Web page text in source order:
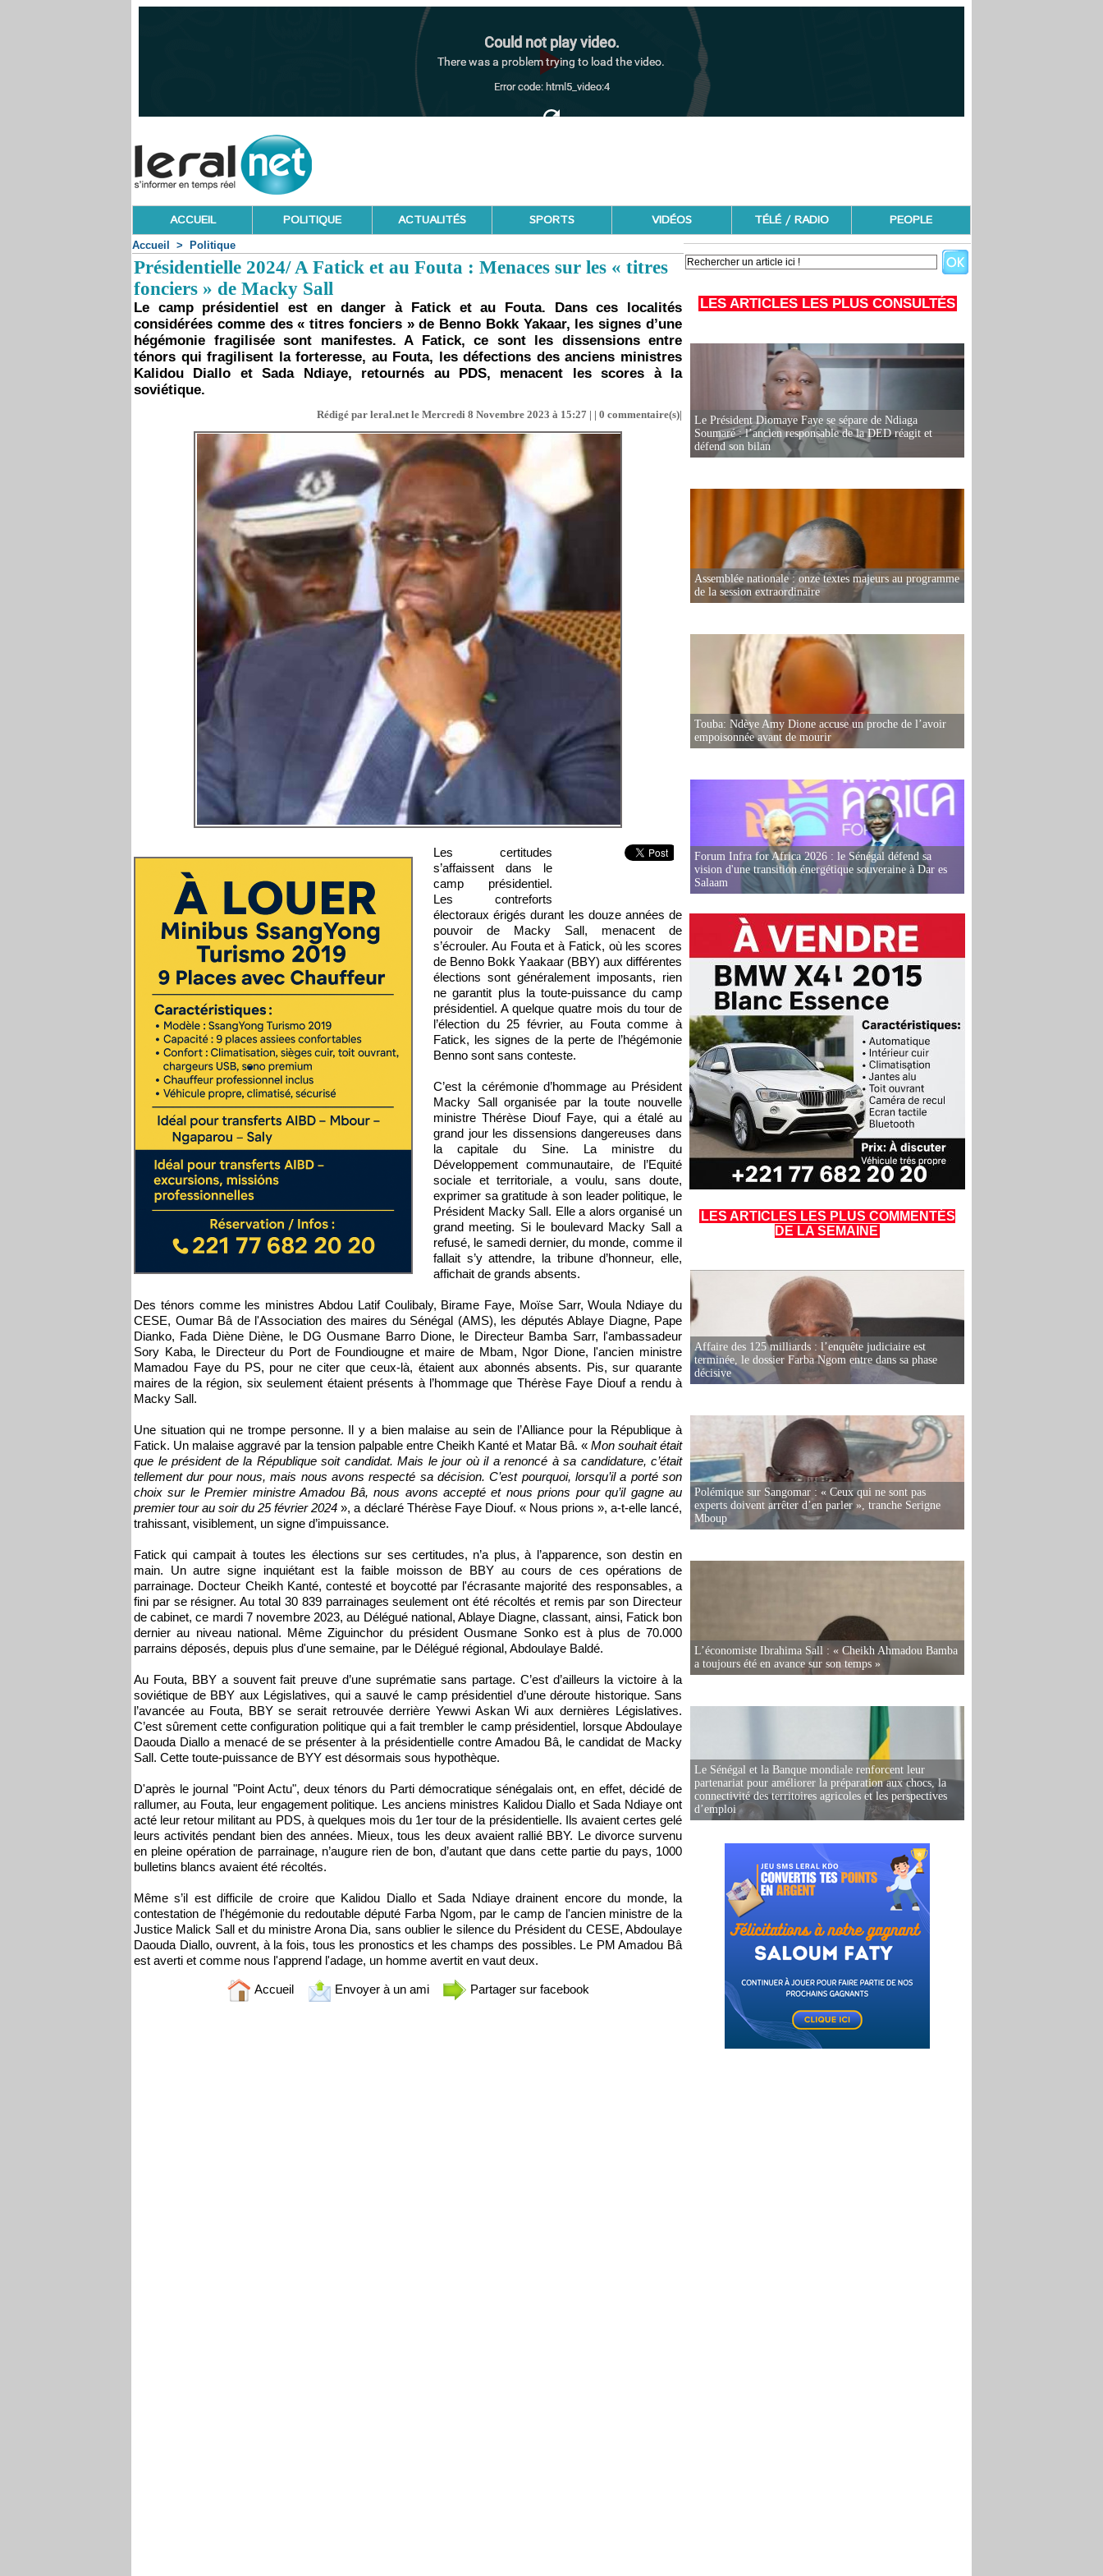
ACCUEIL POLITIQUE ACTUALITÉS SPORTS VIDÉOS TÉLÉ / RADIO PEOPLE
Accueil > Politique
Présidentielle 2024/ A Fatick et au Fouta : Menaces sur les « titres
fonciers » de Macky Sall
Le camp présidentiel est en danger à Fatick et au Fouta. Dans ces localités
considérées comme des « titres fonciers » de Benno Bokk Yakaar, les signes d’une
hégémonie fragilisée sont manifestes. A Fatick, ce sont les dissensions entre
ténors qui fragilisent la forteresse, au Fouta, les défections des anciens ministres
Kalidou Diallo et Sada Ndiaye, retournés au PDS, menacent les scores à la
soviétique.
Rédigé par leral.net le Mercredi 8 Novembre 2023 à 15:27 | | 0 commentaire(s)|
Les certitudes
s’affaissent dans le
camp présidentiel.
Les contreforts
électoraux érigés durant les douze années de
pouvoir de Macky Sall, menacent de
s’écrouler. Au Fouta et à Fatick, où les scores
de Benno Bokk Yaakaar (BBY) aux différentes
élections sont généralement imposants, rien
ne garantit plus la toute-puissance du camp
présidentiel. A quelque quatre mois du tour de
l’élection du 25 février, au Fouta comme à
Fatick, les signes de la perte de l’hégémonie
Benno sont sans conteste.
C’est la cérémonie d’hommage au Président
Macky Sall organisée par la toute nouvelle
ministre Thérèse Diouf Faye, qui a étalé au
grand jour les dissensions dangereuses dans
la capitale du Sine. La ministre du
Développement communautaire, de l’Equité
sociale et territoriale, a voulu, sans doute,
exprimer sa gratitude à son leader politique, le
Président Macky Sall. Elle a alors organisé un
grand meeting. Si le boulevard Macky Sall a
refusé, le samedi dernier, du monde, comme il
fallait s’y attendre, la tribune d’honneur, elle,
affichait de grands absents.
Des ténors comme les ministres Abdou Latif Coulibaly, Birame Faye, Moïse Sarr, Woula Ndiaye du
CESE, Oumar Bâ de l'Association des maires du Sénégal (AMS), les députés Ablaye Diagne, Pape
Dianko, Fada Diène Diène, le DG Ousmane Barro Dione, le Directeur Bamba Sarr, l'ambassadeur
Sory Kaba, le Directeur du Port de Foundiougne et maire de Mbam, Ngor Dione, l'ancien ministre
Mamadou Faye du PS, pour ne citer que ceux-là, étaient aux abonnés absents. Pis, sur quarante
maires de la région, six seulement étaient présents à l’hommage que Thérèse Faye Diouf a rendu à
Macky Sall.
Une situation qui ne trompe personne. Il y a bien malaise au sein de l’Alliance pour la République à
Fatick. Un malaise aggravé par la tension palpable entre Cheikh Kanté et Matar Bâ. « Mon souhait était
que le président de la République soit candidat. Mais le jour où il a renoncé à sa candidature, c’était
tellement dur pour nous, mais nous avons respecté sa décision. C’est pourquoi, lorsqu’il a porté son
choix sur le Premier ministre Amadou Bâ, nous avons accepté et nous prions pour qu’il gagne au
premier tour au soir du 25 février 2024», a déclaré Thérèse Faye Diouf. « Nous prions », a-t-elle lancé,
trahissant, visiblement, un signe d’impuissance.
Fatick qui campait à toutes les élections sur ses certitudes, n’a plus, à l’apparence, son destin en
main. Un autre signe inquiétant est la faible moisson de BBY au cours de ces opérations de
parrainage. Docteur Cheikh Kanté, contesté et boycotté par l'écrasante majorité des responsables, a
fini par se résigner. Au total 30 839 parrainages seulement ont été récoltés et remis par son Directeur
de cabinet, ce mardi 7 novembre 2023, au Délégué national, Ablaye Diagne, classant, ainsi, Fatick bon
dernier au niveau national. Même Ziguinchor du président Ousmane Sonko est à plus de 70.000
parrains déposés, depuis plus d'une semaine, par le Délégué régional, Abdoulaye Baldé.
Au Fouta, BBY a souvent fait preuve d’une suprématie sans partage. C’est d’ailleurs la victoire à la
soviétique de BBY aux Législatives, qui a sauvé le camp présidentiel d’une déroute historique. Sans
l’avancée au Fouta, BBY se serait retrouvée derrière Yewwi Askan Wi aux dernières Législatives.
C’est sûrement cette configuration politique qui a fait trembler le camp présidentiel, lorsque Abdoulaye
Daouda Diallo a menacé de se présenter à la présidentielle contre Amadou Bâ, le candidat de Macky
Sall. Cette toute-puissance de BYY est désormais sous hypothèque.
D'après le journal "Point Actu", deux ténors du Parti démocratique sénégalais ont, en effet, décidé de
rallumer, au Fouta, leur engagement politique. Les anciens ministres Kalidou Diallo et Sada Ndiaye ont
acté leur retour militant au PDS, à quelques mois du 1er tour de la présidentielle. Ils avaient certes gelé
leurs activités pendant bien des années. Mieux, tous les deux avaient rallié BBY. Le divorce survenu
en pleine opération de parrainage, n’augure rien de bon, d’autant que dans cette partie du pays, 1000
bulletins blancs avaient été récoltés.
Même s’il est difficile de croire que Kalidou Diallo et Sada Ndiaye drainent encore du monde, la
contestation de l'hégémonie du redoutable député Farba Ngom, par le camp de l'ancien ministre de la
Justice Malick Sall et du ministre Arona Dia, sans oublier le silence du Président du CESE, Abdoulaye
Daouda Diallo, ouvrent, à la fois, tous les pronostics et les champs des possibles. Le PM Amadou Bâ
est averti et comme nous l'apprend l'adage, un homme avertit en vaut deux.
Accueil Envoyer à un ami Partager sur facebook
LES ARTICLES LES PLUS CONSULTÉS
Le Président Diomaye Faye se sépare de Ndiaga
Soumaré : l’ancien responsable de la DED réagit et
défend son bilan
Assemblée nationale : onze textes majeurs au programme
de la session extraordinaire
Touba: Ndèye Amy Dione accuse un proche de l’avoir
empoisonnée avant de mourir
Forum Infra for Africa 2026 : le Sénégal défend sa
vision d'une transition énergétique souveraine à Dar es
Salaam
LES ARTICLES LES PLUS COMMENTÉS
DE LA SEMAINE
Affaire des 125 milliards : l’enquête judiciaire est
terminée, le dossier Farba Ngom entre dans sa phase
décisive
Polémique sur Sangomar : « Ceux qui ne sont pas
experts doivent arrêter d’en parler », tranche Serigne
Mboup
L’économiste Ibrahima Sall : « Cheikh Ahmadou Bamba
a toujours été en avance sur son temps »
Le Sénégal et la Banque mondiale renforcent leur
partenariat pour améliorer la préparation aux chocs, la
connectivité des territoires agricoles et les perspectives
d’emploi